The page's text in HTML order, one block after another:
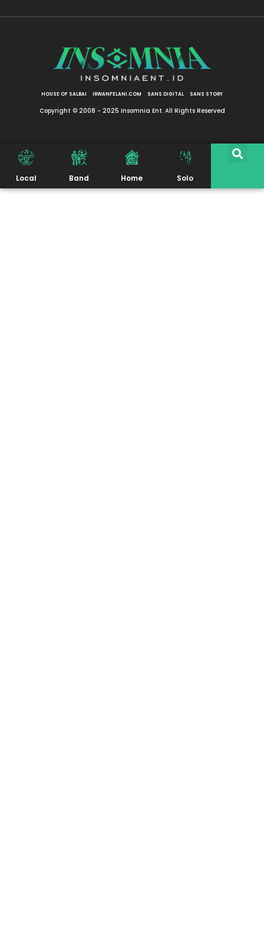
HOUSE OF SALBAI IRWANFELANI.COM SANS DIGITAL SANS STORY
Copyright © 2008 - 2025 Insomnia Ent. All Rights Reserved
Local Band Home Solo